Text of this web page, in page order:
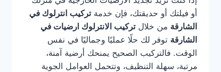
أو فيلتك أو حديقتك، فإن خدمة تركيب انترلوك في
الشارقة من خلال تركيب الانترلوك ارضيات في
الشارقة توفر لك حلًا عمليًا وجماليًا في نفس
الوقت. فالتركيب الصحيح يمنحك أرضية آمنة،
مرتبة، سهلة التنظيف، وتتحمل العوامل الجوية